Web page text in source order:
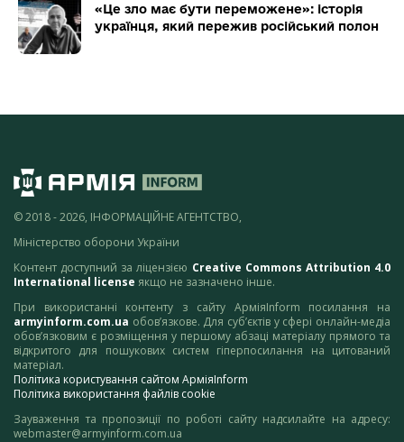
«Це зло має бути переможене»: історія
українця, який пережив російський полон
© 2018 - 2026, ІНФОРМАЦІЙНЕ АГЕНТСТВО,
Міністерство оборони України
Контент доступний за ліцензією Creative Commons Attribution 4.0
International license якщо не зазначено інше.
При використанні контенту з сайту АрміяInform посилання на
armyinform.com.ua обов’язкове. Для суб’єктів у сфері онлайн-медіа
обов’язковим є розміщення у першому абзаці матеріалу прямого та
відкритого для пошукових систем гіперпосилання на цитований
матеріал.
Політика користування сайтом АрміяInform
Політика використання файлів cookie
Зауваження та пропозиції по роботі сайту надсилайте на адресу:
webmaster@armyinform.com.ua